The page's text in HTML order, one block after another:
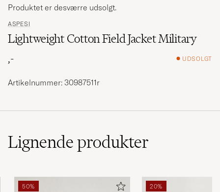
ASPESI
Lightweight Cotton Field Jacket Military
,-
UDSOLGT
Produktet er desværre udsolgt.
Artikelnummer: 30987511r
Lignendeprodukter
50% 20%